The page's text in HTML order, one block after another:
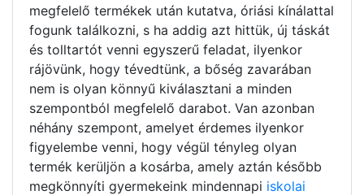
megfelelő termékek után kutatva, óriási kínálattal
fogunk találkozni, s ha addig azt hittük, új táskát
és tolltartót venni egyszerű feladat, ilyenkor
rájövünk, hogy tévedtünk, a bőség zavarában
nem is olyan könnyű kiválasztani a minden
szempontból megfelelő darabot. Van azonban
néhány szempont, amelyet érdemes ilyenkor
figyelembe venni, hogy végül tényleg olyan
termék kerüljön a kosárba, amely aztán később
megkönnyíti gyermekeink mindennapi iskolai